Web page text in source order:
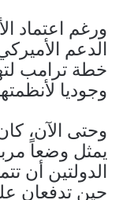
ورغم اعتماد
الدعم
خطة ترامب
وجوديا
وحتى الآن،
يمثل وضعاً
الدولتين أن
حين تدفعان